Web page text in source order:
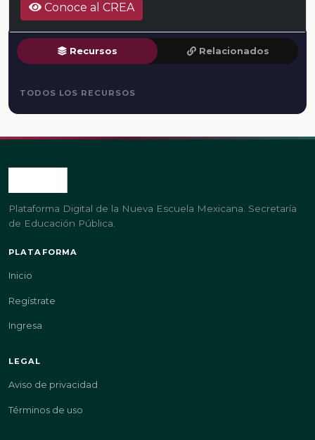
Conoce al CREA
Recursos Relacionados
TODOS LOS RECURSOS
Plataforma Digital de la Nueva Escuela Mexicana. Secretaría
de Educación Pública.
PLATAFORMA
Inicio
Regístrate
Ingresa
LEGAL
Aviso de privacidad
Términos de uso